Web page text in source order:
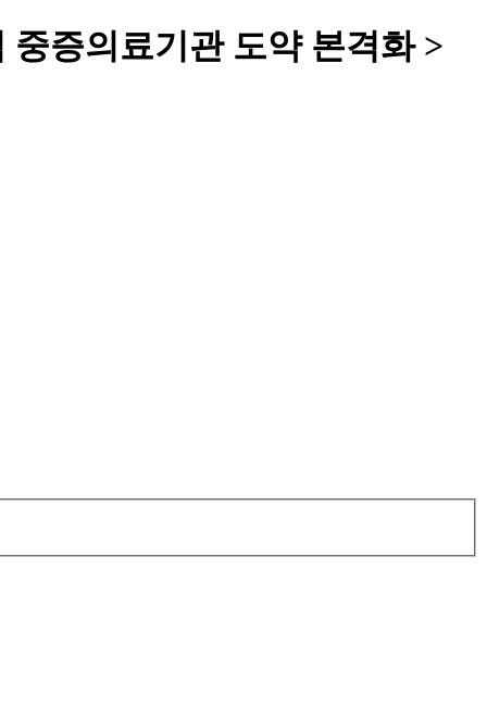
증의료기관 도약 본격화 >